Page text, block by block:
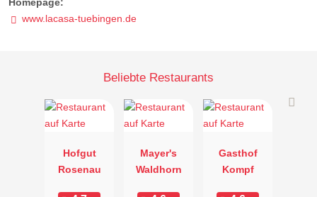
www.lacasa-tuebingen.de
Beliebte Restaurants
Hofgut
Rosenau
Mayer's
Waldhorn
Gasthof
Kompf